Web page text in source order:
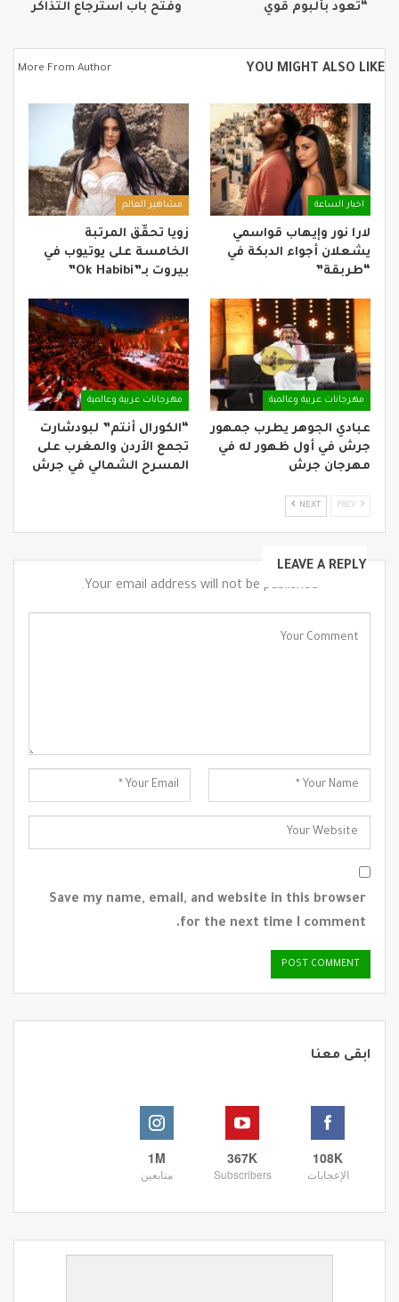
“تعود بألبوم قوي
وفتح باب استرجاع التذاكر
YOU MIGHT ALSO LIKE
More From Author
اخبار الساعة
لارا نور وإيهاب قواسمي
يشعلان أجواء الدبكة في
“طربقة”
مشاهير العالم
زويا تحقّق المرتبة
الخامسة على يوتيوب في
بيروت بـ”Ok Habibi”
مهرجانات عربية وعالمية
عبادي الجوهر يطرب جمهور
جرش في أول ظهور له في
مهرجان جرش
مهرجانات عربية وعالمية
“الكورال أنتم” لبودشارت
تجمع الأردن والمغرب على
المسرح الشمالي في جرش
NEXT
LEAVE A REPLY
Your email address will not be published.
Save my name, email, and website in this browser
for the next time I comment.
ابقى معنا
108K
الإعجابات
367K
Subscribers
1M
متابعين